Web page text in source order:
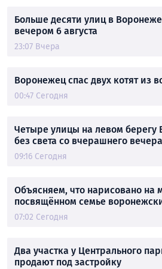
Больше десяти улиц в Воронеже
вечером 6 августа
23:07 Вчера
Воронежец спас двух котят из
00:47 Сегодня
Четыре улицы на левом берегу
без света со вчерашнего вечера
09:16 Сегодня
Объясняем, что нарисовано на
посвящённом семье
07:02 Сегодня
Два участка у Центрального
продают под застройку